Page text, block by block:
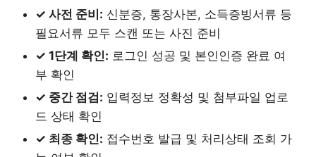
✓ 사전 준비: 신분증, 통장사본, 소득증빙서류 등
필요서류 모두 스캔 또는 사진 준비
✓ 1단계 확인: 로그인 성공 및 본인인증 완료 여
부 확인
✓ 중간 점검: 입력정보 정확성 및 첨부파일 업로
드 상태 확인
✓ 최종 확인: 접수번호 발급 및 처리상태 조회 가